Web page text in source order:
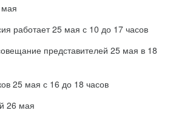
работает 25 мая с 10 до 17 часов
представителей 25 мая в 18
25 мая с 16 до 18 часов
26 мая